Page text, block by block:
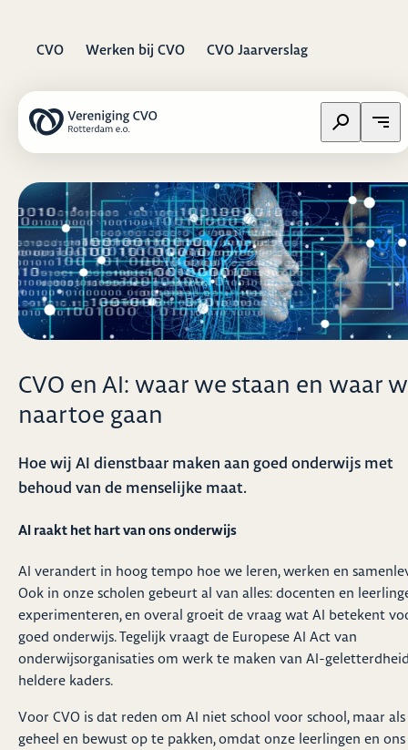
CVO Werken bij CVO CVO Jaarverslag
Zoeken op
CVO en AI: waar we staan en waar
naartoe gaan
Hoe wij AI dienstbaar maken aan goed onderwijs met
behoud van de menselijke maat.
AI raakt het hart van ons onderwijs
AI verandert in hoog tempo hoe we leren, werken en
Ook in onze scholen gebeurt al van alles: docenten en
experimenteren, en overal groeit de vraag wat AI betekent
goed onderwijs. Tegelijk vraagt de Europese AI Act van
onderwijsorganisaties om werk te maken van AI-
heldere kaders.
Voor CVO is dat reden om AI niet school voor school, maar als
geheel en bewust op te pakken, omdat onze leerlingen en ons